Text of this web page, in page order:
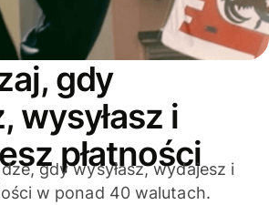
gdy
wysyłasz i
płatności
gdy wysyłasz, wydajesz i
w ponad 40 walutach.